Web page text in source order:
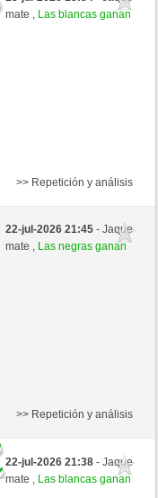
mate , Las blancas ganan
>> Repetición y análisis
22-jul-2026 21:45- Jaque
mate , Las negras ganan
>> Repetición y análisis
22-jul-2026 21:38- Jaque
mate , Las blancas ganan